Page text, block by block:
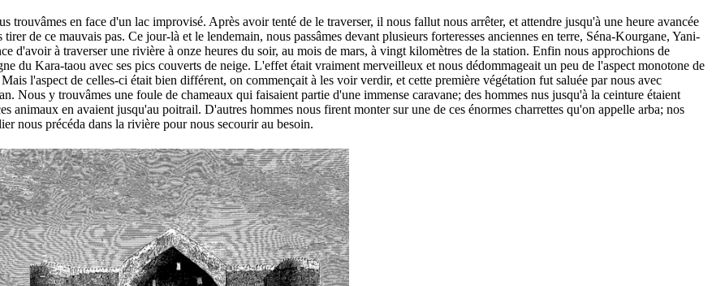
en face d'un lac improvisé. Après avoir tenté de le traverser, il nous fallut nous arrêter, et attendre jusqu'à une heure avancée
de ce mauvais pas. Ce jour-là et le lendemain, nous passâmes devant plusieurs forteresses anciennes en terre, Séna-Kourgane, Yani-
d'avoir à traverser une rivière à onze heures du soir, au mois de mars, à vingt kilomètres de la station. Enfin nous approchions de
du Kara-taou avec ses pics couverts de neige. L'effet était vraiment merveilleux et nous dédommageait un peu de l'aspect monotone de
l'aspect de celles-ci était bien différent, on commençait à les voir verdir, et cette première végétation fut saluée par nous avec
Nous y trouvâmes une foule de chameaux qui faisaient partie d'une immense caravane; des hommes nus jusqu'à la ceinture étaient
animaux en avaient jusqu'au poitrail. D'autres hommes nous firent monter sur une de ces énormes charrettes qu'on appelle arba; nos
nous précéda dans la rivière pour nous secourir au besoin.